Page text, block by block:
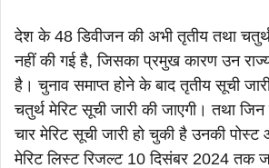
देश के 48 डिवीजन की अभी तृतीय तथा चतुर्थ
नहीं की गई है, जिसका प्रमुख कारण उन
है। चुनाव समाप्त होने के बाद तृतीय सूची
चतुर्थ मेरिट सूची जारी की जाएगी। तथा
चार मेरिट सूची जारी हो चुकी है उनकी
मेरिट लिस्ट रिजल्ट 10 दिसंबर 2024 तक